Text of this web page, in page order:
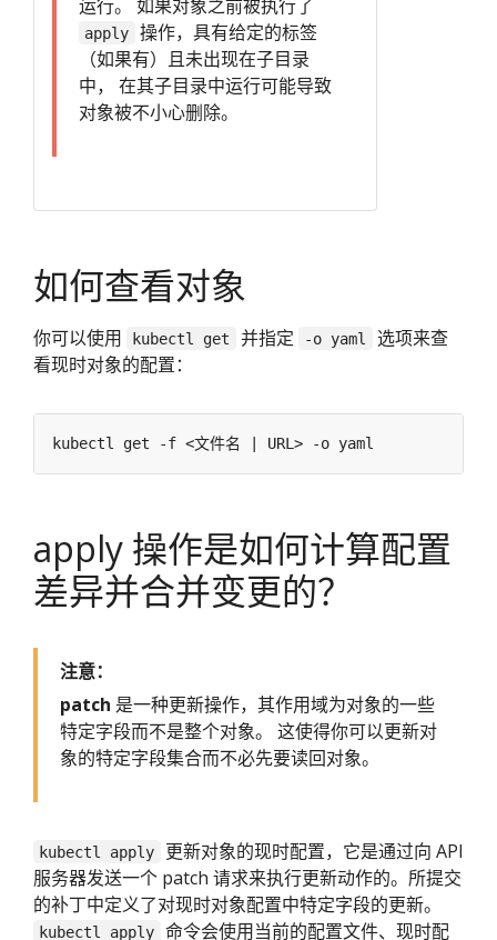
运行。 如果对象之前被执行了
apply
操作，具有给定的标签
（如果有）且未出现在子目录
中， 在其子目录中运行可能导致
对象被不小心删除。
如何查看对象
你可以使用 kubectl get 并指定 -o yaml
选项来查
看现时对象的配置：
apply 操作是如何计算配置
差异并合并变更的？
注意：
patch 是一种更新操作，其作用域为对象的一些
特定字段而不是整个对象。 这使得你可以更新对
象的特定字段集合而不必先要读回对象。
kubectl apply
更新对象的现时配置，它是通过向 API
服务器发送一个 patch 请求来执行更新动作的。所提交
的补丁中定义了对现时对象配置中特定字段的更新。
kubectl apply 命令会使用当前的配置文件、现时配